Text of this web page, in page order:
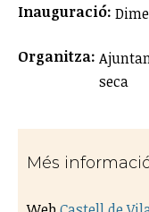
Inauguració:
Organitza:
seca
Més